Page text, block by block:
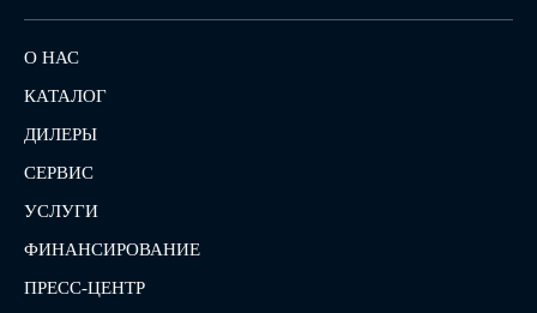
О НАС
КАТАЛОГ
ДИЛЕРЫ
СЕРВИС
УСЛУГИ
ФИНАНСИРОВАНИЕ
ПРЕСС-ЦЕНТР